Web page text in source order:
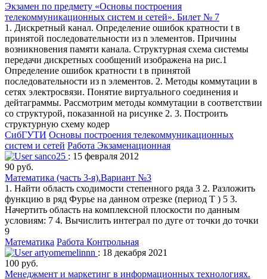
Экзамен по предмету «Основы построения
телекоммуникационных систем и сетей». Билет № 7
1. Дискретный канал. Определение ошибок кратности t в
принятой последовательности из n элементов. Причины
возникновения памяти канала. Структурная схема системы
передачи дискретных сообщений изображена на рис.1
Определение ошибок кратности t в принятой
последовательности из n элементов. 2. Методы коммутации в
сетях электросвязи. Понятие виртуального соединения и
дейтаграммы. Рассмотрим методы коммутации в соответствии
со структурой, показанной на рисунке 2. 3. Построить
структурную схему кодер
СибГУТИ Основы построения телекоммуникационных
систем и сетей Работа Экзаменационная
sanco25 : 15 февраля 2012
90 руб.
Математика (часть 3-я).Вариант №3
1. Найти область сходимости степенного ряда 3 2. Разложить
функцию в ряд Фурье на данном отрезке (период Т ) 5 3.
Начертить область на комплексной плоскости по данным
условиям: 7 4. Вычислить интеграл по дуге от точки до точки
9
Математика Работа Контрольная
artyomemelinnn : 18 декабря 2021
100 руб.
Менеджмент и маркетинг в информационных технологиях.